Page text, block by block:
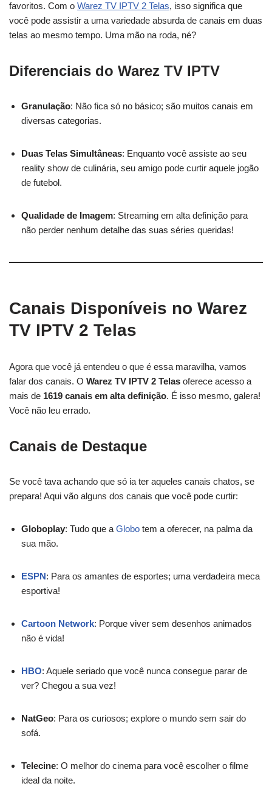
favoritos. Com o Warez TV IPTV 2 Telas, isso significa que
você pode assistir a uma variedade absurda de canais em duas
telas ao mesmo tempo. Uma mão na roda, né?
Diferenciais do Warez TV IPTV
Granulação: Não fica só no básico; são muitos canais em
diversas categorias.
Duas Telas Simultâneas: Enquanto você assiste ao seu
reality show de culinária, seu amigo pode curtir aquele jogão
de futebol.
Qualidade de Imagem: Streaming em alta definição para
não perder nenhum detalhe das suas séries queridas!
Canais Disponíveis no Warez
TV IPTV 2 Telas
Agora que você já entendeu o que é essa maravilha, vamos
falar dos canais. O Warez TV IPTV 2 Telas oferece acesso a
mais de 1619 canais em alta definição. É isso mesmo, galera!
Você não leu errado.
Canais de Destaque
Se você tava achando que só ia ter aqueles canais chatos, se
prepara! Aqui vão alguns dos canais que você pode curtir:
Globoplay: Tudo que a Globo tem a oferecer, na palma da
sua mão.
ESPN: Para os amantes de esportes; uma verdadeira meca
esportiva!
Cartoon Network: Porque viver sem desenhos animados
não é vida!
HBO: Aquele seriado que você nunca consegue parar de
ver? Chegou a sua vez!
NatGeo: Para os curiosos; explore o mundo sem sair do
sofá.
Telecine: O melhor do cinema para você escolher o filme
ideal da noite.